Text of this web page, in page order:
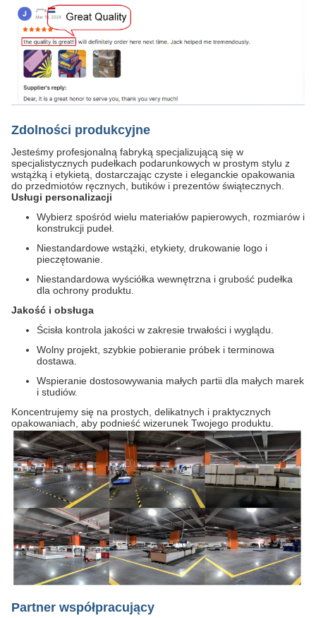
Zdolności produkcyjne
Jesteśmy profesjonalną fabryką specjalizującą się w
specjalistycznych pudełkach podarunkowych w prostym stylu z
wstążką i etykietą, dostarczając czyste i eleganckie opakowania
do przedmiotów ręcznych, butików i prezentów świątecznych.
Usługi personalizacji
Wybierz spośród wielu materiałów papierowych, rozmiarów i
konstrukcji pudeł.
Niestandardowe wstążki, etykiety, drukowanie logo i
pieczętowanie.
Niestandardowa wyściółka wewnętrzna i grubość pudełka
dla ochrony produktu.
Jakość i obsługa
Ścisła kontrola jakości w zakresie trwałości i wyglądu.
Wolny projekt, szybkie pobieranie próbek i terminowa
dostawa.
Wspieranie dostosowywania małych partii dla małych marek
i studiów.
Koncentrujemy się na prostych, delikatnych i praktycznych
opakowaniach, aby podnieść wizerunek Twojego produktu.
Partner współpracujący